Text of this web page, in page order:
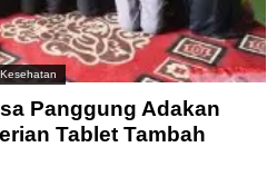
Kesehatan
Panggung Adakan
Tablet Tambah